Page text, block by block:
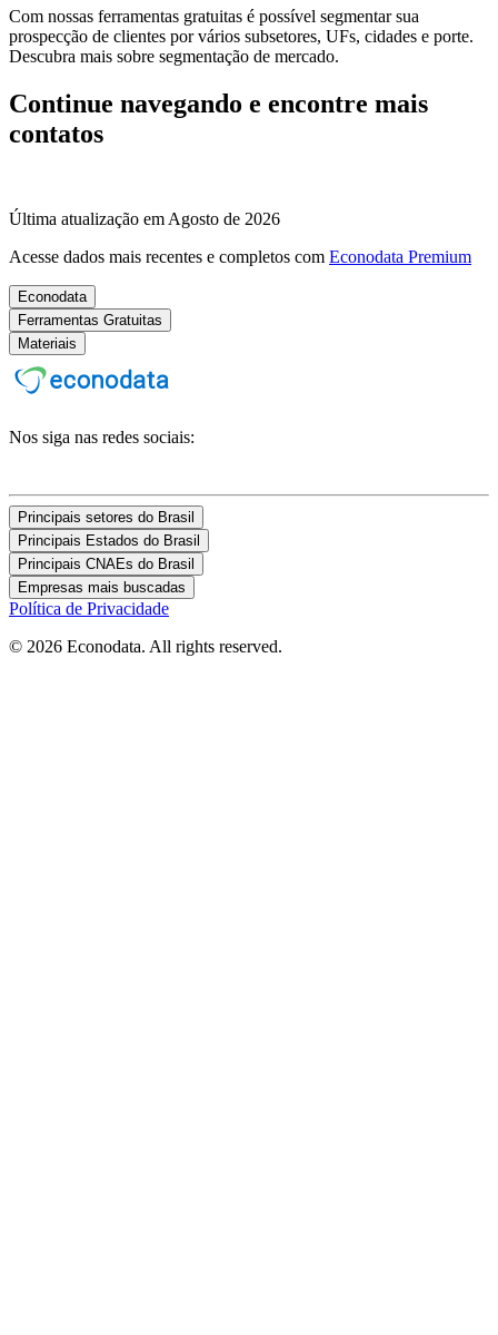
Com nossas ferramentas gratuitas é possível segmentar sua
prospecção de clientes por vários subsetores, UFs, cidades e porte.
Descubra mais sobre segmentação de mercado.
Continue navegando e encontre mais
contatos
Última atualização em Agosto de 2026
Acesse dados mais recentes e completos com Econodata Premium
Econodata
Ferramentas Gratuitas
Materiais
Nos siga nas redes sociais:
Principais setores do Brasil
Principais Estados do Brasil
Principais CNAEs do Brasil
Empresas mais buscadas
Política de Privacidade
© 2026 Econodata. All rights reserved.